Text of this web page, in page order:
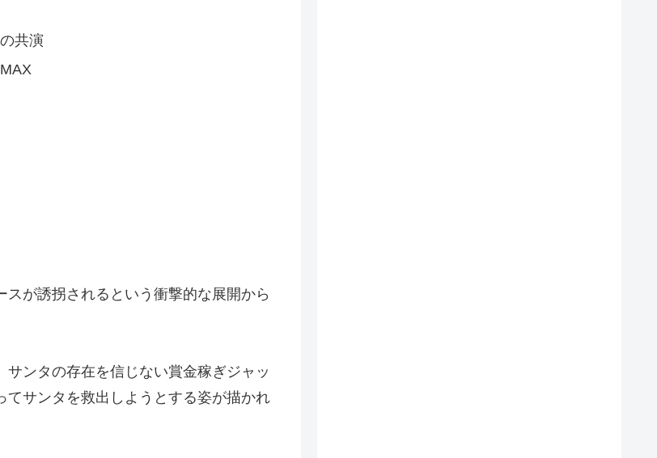
共演
スが誘拐されるという衝撃的な展開から
ンタの存在を信じない賞金稼ぎジャッ
サンタを救出しようとする姿が描かれ